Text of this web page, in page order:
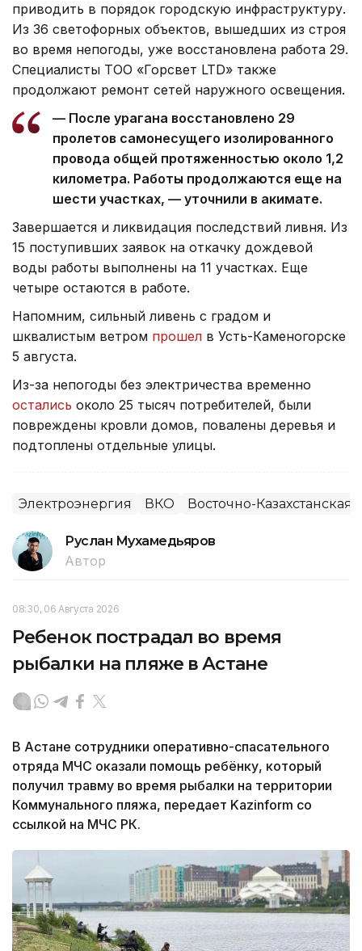
приводить в порядок городскую инфраструктуру.
Из 36 светофорных объектов, вышедших из строя
во время непогоды, уже восстановлена работа 29.
Специалисты ТОО «Горсвет LTD» также
продолжают ремонт сетей наружного освещения.
— После урагана восстановлено 29
пролетов самонесущего изолированного
провода общей протяженностью около 1,2
километра. Работы продолжаются еще на
шести участках, — уточнили в акимате.
Завершается и ликвидация последствий ливня. Из
15 поступивших заявок на откачку дождевой
воды работы выполнены на 11 участках. Еще
четыре остаются в работе.
Напомним, сильный ливень с градом и
шквалистым ветром прошел в Усть-Каменогорске
5 августа.
Из-за непогоды без электричества временно
остались около 25 тысяч потребителей, были
повреждены кровли домов, повалены деревья и
подтоплены отдельные улицы.
Электроэнергия ВКО Восточно-Казахстанская
Руслан Мухамедьяров
Автор
08:30, 06 Августа 2026
Ребенок пострадал во время
рыбалки на пляже в Астане
В Астане сотрудники оперативно-спасательного
отряда МЧС оказали помощь ребёнку, который
получил травму во время рыбалки на территории
Коммунального пляжа, передает Kazinform со
ссылкой на МЧС РК.